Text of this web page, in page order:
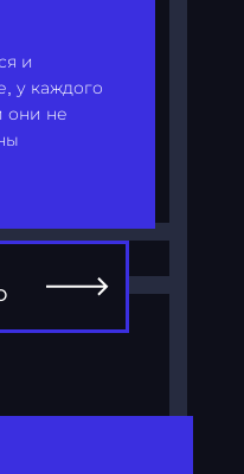
и
у каждого
они не